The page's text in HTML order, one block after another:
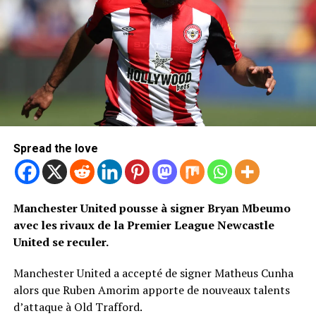
Spread the love
Manchester United pousse à signer Bryan Mbeumo
avec les rivaux de la Premier League Newcastle
United se reculer.
Manchester United a accepté de signer Matheus Cunha
alors que Ruben Amorim apporte de nouveaux talents
d’attaque à Old Trafford.